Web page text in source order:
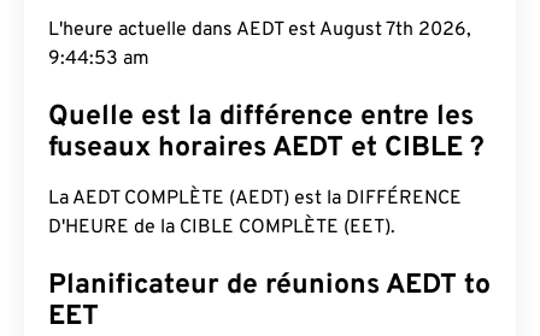
L'heure actuelle dans AEDT est August 7th 2026,
9:44:54 am
Quelle est la différence entre les
fuseaux horaires AEDT et CIBLE ?
La AEDT COMPLÈTE (AEDT) est la DIFFÉRENCE
D'HEURE de la CIBLE COMPLÈTE (EET).
Planificateur de réunions AEDT to
EET